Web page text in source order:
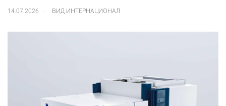
14.07.2026 ВИД ИНТЕРНАЦИОНАЛ